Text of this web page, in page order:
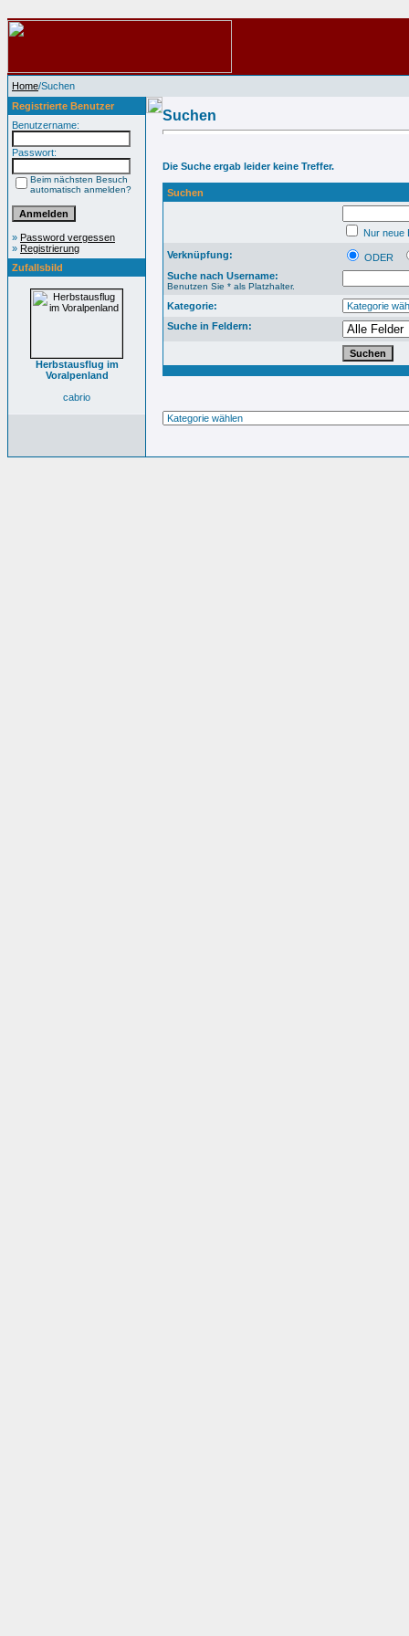
Home/Suchen
Registrierte Benutzer
Benutzername:
Passwort:
Beim nächsten Besuch
automatisch anmelden?
» Password vergessen
» Registrierung
Zufallsbild
Herbstausflug im
Voralpenland
cabrio
Suchen
Die Suche ergab leider keine Treffer.
Suchen
Nur neue
Verknüpfung:
ODER
Suche nach Username:
Benutzen Sie * als Platzhalter.
Kategorie:
Suche in Feldern: